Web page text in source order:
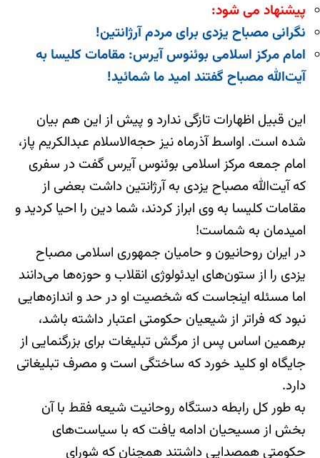
پیشنهاد می شود:
نگرانی مصباح یزدی برای مردم آرژانتین!
امام مرکز اسلامی بوئنوس آیرس: مقامات کلیسا به
آیت‌‌الله مصباح گفتند امید ما شمائید!
این قبیل اظهارات تازگی ندارد و پیش از این هم بیان
شده است. اواسط آذرماه نیز حجه‌الاسلام عبدالکریم پاز،
امام جمعه مرکز اسلامی بوئنوس آیرس گفت در سفری
که آیت‌الله مصباح یزدی به آرژانتین داشت بعضی از
مقامات کلیسا به وی ابراز کردند، شما دین را احیا کردید و
امیدمان به شماست!
در ایران روحانیون و حامیان جمهوری اسلامی مصباح
یزدی را از ستون‌های ایدئولوژی انقلاب و حوزه‌ها می‌دانند
اما مسئله اینجاست که شخصیت او در حد و اندازه‌هایی
نبود که فراتر از شیعیان حکومتی اعتبار داشته باشد،
برهمین اساس پس از مرگش تبلیغات برای بزرگنمایی از
جایگاه او کلید خورد که ساختگی است و مصرف تبلیغاتی
دارد.
به طور کل رابطه دستگاه روحانیت شیعه فقط با آن
بخش از مسیحیان ادامه یافت که با سیاست‌های
حکومتی همصدایی داشتند همچنان که شورای